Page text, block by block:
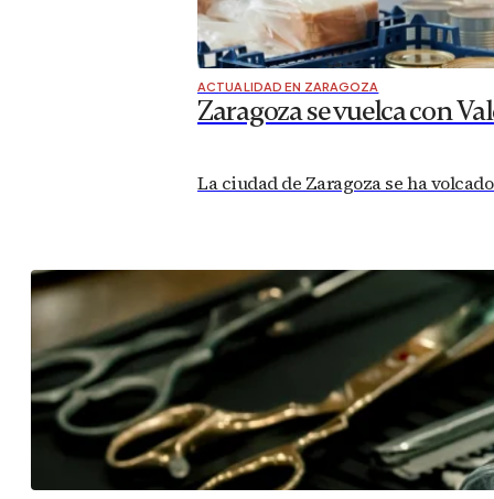
ACTUALIDAD EN ZARAGOZA
Zaragoza se vuelca con
La ciudad de Zaragoza se ha